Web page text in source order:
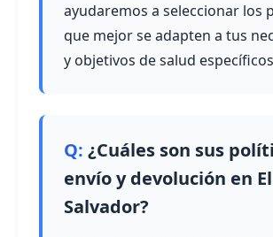
ayudaremos a seleccionar los
que mejor se adapten a tus
y objetivos de salud
¿Cuáles son sus
envío y devolución en El
Salvador?